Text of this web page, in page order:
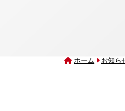
ホーム お知ら